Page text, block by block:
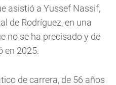
asistió a Yussef Nassif,
de Rodríguez, en una
no se ha precisado y de
en 2025.
de carrera, de 56 años